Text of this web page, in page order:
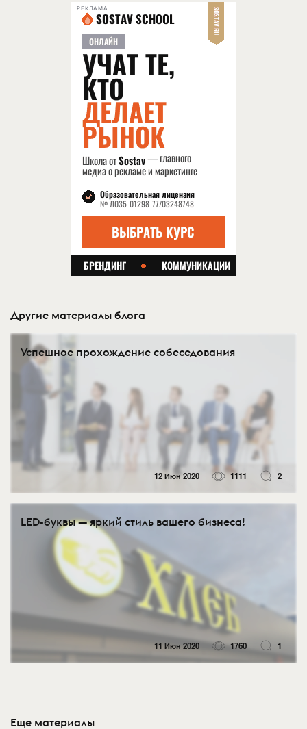
РЕКЛАМА
Другие материалы блога
Успешное прохождение собеседования
12 Июн 2020 1111 2
LED-буквы — яркий стиль вашего бизнеса!
11 Июн 2020 1760 1
Еще материалы